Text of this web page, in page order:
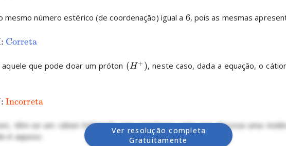
mesmo número estérico (de coordenação) igual a 6, pois as mesmas
Correta
que pode doar um próton (H + ), neste caso, dada a equação, o
Incorreta
têm-se um cátion hidratado (um complexo), este que dissocia uma
é aquoso.
Ver resolução completa
Gratuitamente